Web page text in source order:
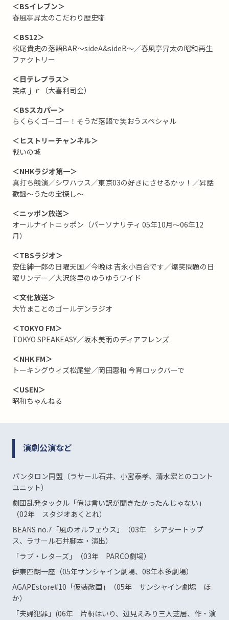
＜BSイレブン＞
春風亭昇太のこだわり歴史噺
＜BS12＞
松尾貴史の落語BAR～sideA&sideB～／春風亭昇太の昭和再生
ファクトリー
＜日テレプラス＞
笑点ｊｒ（大喜利司会）
＜BSスカパー＞
らくらくゴーゴー！そうだ落語で笑おうスペシャル
＜ヒストリーチャンネル＞
戦いの城
＜NHKラジオ第一＞
真打ち競演／シワハウス／東京03の好きにさせるかッ！／昇話
歌謡～うたの宝探し～
＜ニッポン放送＞
オールナイトニッポン（パーソナリティ 05年10月～06年12
月）
＜TBSラジオ＞
安住紳一郎の日曜天国／今晩は 吉永小百合です／爆笑問題の日
曜サンデー／大沢悠里のゆうゆうワイド
＜文化放送＞
大竹まことのゴールデンラジオ
＜TOKYO FM＞
TOKYO SPEAKEASY／坂本美雨のディアフレンズ
＜NHK FM＞
トーキングウィズ松尾堂／岡田惠和 今宵ロックバーで
＜USEN＞
昭和ちゃんねる
演劇公演など
パンタロン同盟（ラサール石井、小宮泰孝、清水宏とのコント
ユニット）
劇団乱発タックル「俺は言い訳が聞きたかったんじゃない」
（02年 スタジオあくとれ）
BEANS no.7「風のオルフェウス」（03年 シアタートップ
ス、ラサール石井脚本・演出）
「ラブ・レターズ」（03年 PARCO劇場）
伊東四朗一座（05年サンシャイン劇場、08年本多劇場）
AGAPEstore#10「仮装敵国」（05年 サンシャイン劇場 ほ
か）
「夫婦犯罪」(06年 片桐はいり、辺見えみり三人芝居、作・演